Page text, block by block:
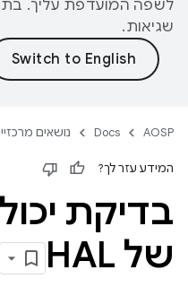
לשפה המועדפת עליך.
שגיאות.
AOSP
Docs נושאים
המידע עזר לך?
בדיקת
של HAL